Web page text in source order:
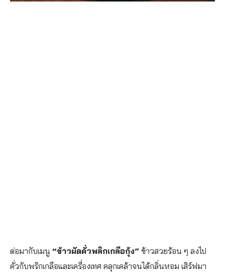
ต่อมากับเมนู “ข้าวผัดคั่วพลิกเกลือกุ้ง” ข้าวสวยร้อน ๆ ลงไป
คั่วกับพริกเกลือและเครื่องเทศ คลุกเคล้าจนได้กลิ่นหอม เสิร์ฟมา